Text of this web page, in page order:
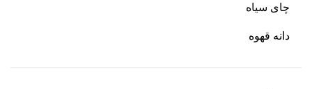
چای سیاه
دانه قهوه